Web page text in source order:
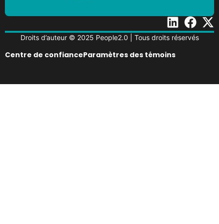
Droits d’auteur © 2025 People2.0 | Tous droits réservés
Centre de confianceParamètres des témoins